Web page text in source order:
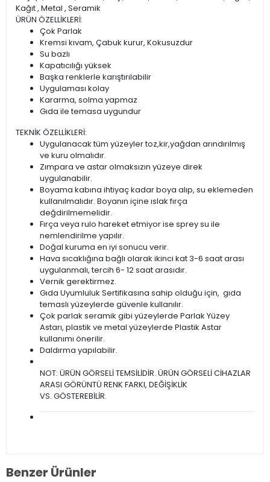
Kağıt , Metal , Seramik
ÜRÜN ÖZELLİKLERİ:
Çok Parlak
Kremsi kıvam, Çabuk kurur, Kokusuzdur
Su bazlı
Kapatıcılığı yüksek
Başka renklerle karıştırılabilir
Uygulaması kolay
Kararma, solma yapmaz
Gıda ile temasa uygundur
TEKNİK ÖZELLİKLERİ:
Uygulanacak tüm yüzeyler toz,kir,yağdan arındırılmış
ve kuru olmalıdır.
Zımpara ve astar olmaksızın yüzeye direk
uygulanabilir.
Boyama kabına ihtiyaç kadar boya alıp, su eklemeden
kullanılmalıdır. Boyanın içine ıslak fırça
değdirilmemelidir.
Fırça veya rulo hareket etmiyor ise sprey su ile
nemlendirilme yapılır.
Doğal kuruma en iyi sonucu verir.
Hava sıcaklığına bağlı olarak ikinci kat 3-6 saat arası
uygulanmalı, tercih 6- 12 saat arasıdır.
Vernik gerektirmez.
Gıda Uyumluluk Sertifikasına sahip olduğu için, gıda
temaslı yüzeylerde güvenle kullanılır.
Çok parlak seramik gibi yüzeylerde Parlak Yüzey
Astarı, plastik ve metal yüzeylerde Plastik Astar
kullanımı önerilir.
Daldırma yapılabilir.
NOT: ÜRÜN GÖRSELİ TEMSİLİDİR. ÜRÜN GÖRSELİ CİHAZLAR
ARASI GÖRÜNTÜ RENK FARKI, DEĞİŞİKLİK
VS. GÖSTEREBİLİR.
Benzer Ürünler